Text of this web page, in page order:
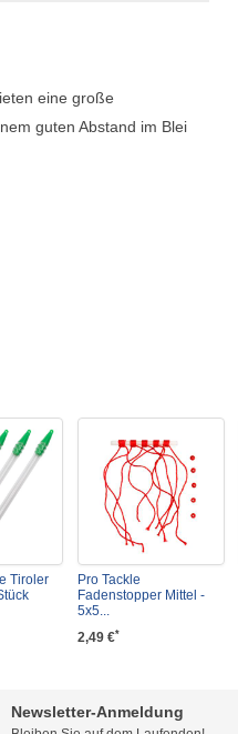
eine große
guten Abstand im Blei
Tiroler
Pro Tackle
Fadenstopper Mittel -
5x5...
2,49 €*
Newsletter-Anmeldung